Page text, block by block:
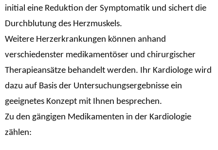
initial eine Reduktion der Symptomatik und sichert die
Durchblutung des Herzmuskels.
Weitere Herzerkrankungen können anhand
verschiedenster medikamentöser und chirurgischer
Therapieansätze behandelt werden. Ihr Kardiologe wird
dazu auf Basis der Untersuchungsergebnisse ein
geeignetes Konzept mit Ihnen besprechen.
Zu den gängigen Medikamenten in der Kardiologie
zählen: